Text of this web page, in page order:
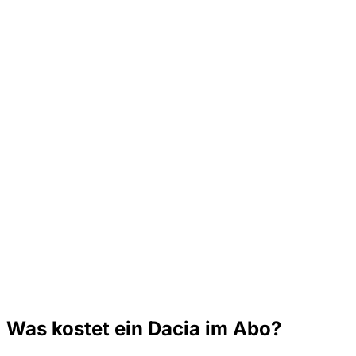
Was kostet ein Dacia im Abo?